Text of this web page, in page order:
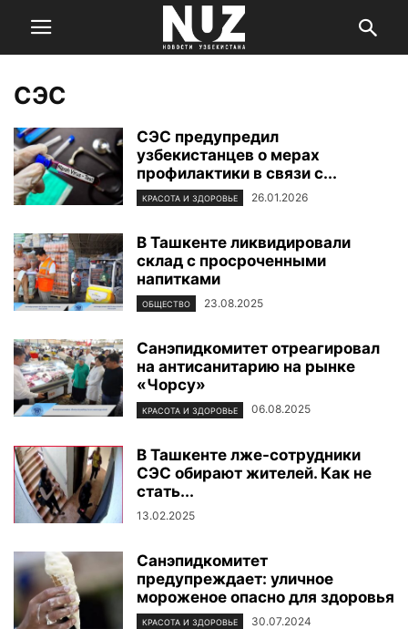
СЭС
СЭС предупредил
узбекистанцев о мерах
профилактики в связи с...
КРАСОТА И ЗДОРОВЬЕ 26.01.2026
В Ташкенте ликвидировали
склад с просроченными
напитками
ОБЩЕСТВО 23.08.2025
Санэпидкомитет отреагировал
на антисанитарию на рынке
«Чорсу»
КРАСОТА И ЗДОРОВЬЕ 06.08.2025
В Ташкенте лже-сотрудники
СЭС обирают жителей. Как не
стать...
13.02.2025
Санэпидкомитет
предупреждает: уличное
мороженое опасно для здоровья
КРАСОТА И ЗДОРОВЬЕ 30.07.2024